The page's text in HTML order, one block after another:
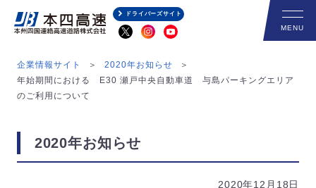
ドライバーズサイト
企業情報サイト
2020年お知らせ
年始期間における E30 瀬戸中央自動車道 与島パーキングエリア
のご利用について
2020年お知らせ
2020年12月18日